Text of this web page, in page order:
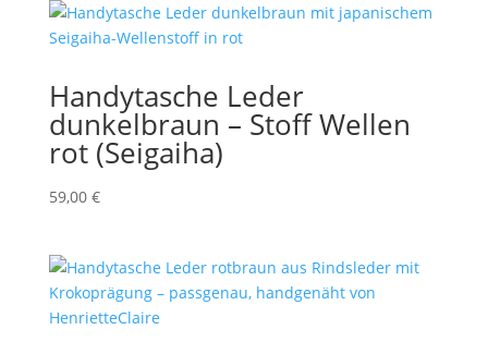
Handytasche Leder
dunkelbraun – Stoff Wellen
rot (Seigaiha)
59,00 €